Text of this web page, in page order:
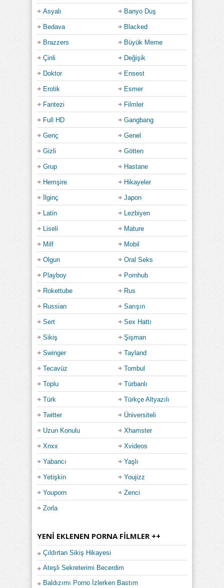
Asyalı Banyo Duş
Bedava Blacked
Brazzers Büyük Meme
Çinli Değişik
Doktor Ensest
Erotik Esmer
Fantezi Filmler
Full HD Gangbang
Genç Genel
Gizli Götten
Grup Hastane
Hemşire Hikayeler
İlginç Japon
Latin Lezbiyen
Liseli Mature
Milf Mobil
Olgun Oral Seks
Playboy Pornhub
Rokettube Rus
Russian Sarışın
Sert Sex Hattı
Sikiş Şişman
Swinger Tayland
Tecavüz Tombul
Toplu Türbanlı
Türk Türkçe Altyazılı
Twitter Üniversiteli
Uzun Konulu Xhamster
Xnxx Xvideos
Yabancı Yaşlı
Yetişkin Youjizz
Youporn Zenci
Zorla
YENI EKLENEN PORNA FILMLER ++
Çıldırtan Sikiş Hikayesi
Ateşli Sekreterimi Becerdim
Baldızımı Porno İzlerken Bastım